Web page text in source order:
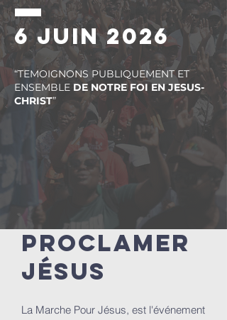
6 JUIN 2026
“TEMOIGNONS PUBLIQUEMENT ET
ENSEMBLE DE NOTRE FOI EN JESUS-
CHRIST”
proclamer
jésus
La Marche Pour Jésus, est l'événement